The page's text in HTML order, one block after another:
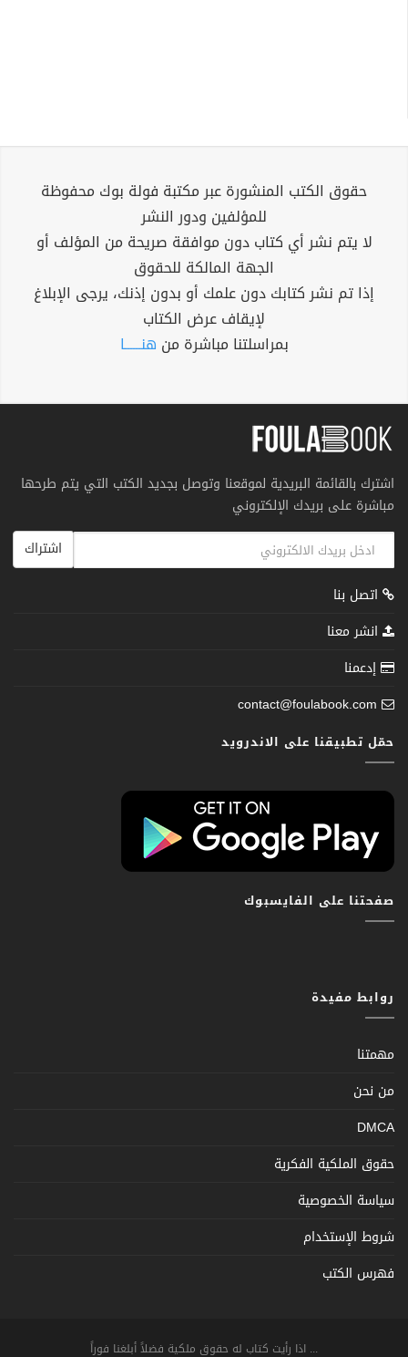
حقوق الكتب المنشورة عبر مكتبة فولة بوك محفوظة
للمؤلفين ودور النشر
لا يتم نشر أي كتاب دون موافقة صريحة من المؤلف أو
الجهة المالكة للحقوق
إذا تم نشر كتابك دون علمك أو بدون إذنك، يرجى الإبلاغ
لإيقاف عرض الكتاب
بمراسلتنا مباشرة من هنــــــا
اشترك بالقائمة البريدية لموقعنا وتوصل بجديد الكتب التي يتم طرحها
مباشرة على بريدك الإلكتروني
اشتراك
اتصل بنا
انشر معنا
إدعمنا
contact@foulabook.com
حمّل تطبيقنا على الاندرويد
صفحتنا على الفايسبوك
روابط مفيدة
مهمتنا
من نحن
DMCA
حقوق الملكية الفكرية
سياسة الخصوصية
شروط الإستخدام
فهرس الكتب
... اذا رأيت كتاب له حقوق ملكية فضلاً أبلغنا فوراً